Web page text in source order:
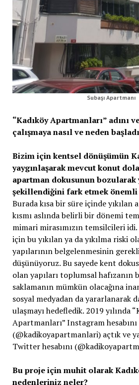
Subaşı Apartmanı
“Kadıköy Apartmanları” adını
çalışmaya nasıl ve neden
Bizim için kentsel dönüşümün
yaygınlaşarak mevcut konut
apartman dokusunun bozularak
şekillendiğini fark etmek
Burada kısa bir süre içinde
kısmı aslında belirli bir dönemi
mimari mirasımızın temsilcileri
için bu yıkılan ya da yıkılma riski
yapılarının belgelenmesinin
düşünüyoruz. Bu sayede kent
olan yapıları toplumsal hafızanın
saklamanın mümkün olacağına
sosyal medyadan da yararlanarak
ulaşmayı hedefledik. 2019 yılında
Apartmanları” Instagram hesabını
(@kadikoyapartmanlari) açtık ve
Twitter hesabını
Bu proje için muhit olarak
nedenleriniz neler?